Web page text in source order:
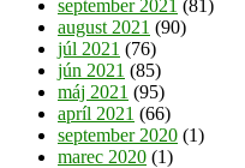
september 2021 (81)
august 2021 (90)
júl 2021 (76)
jún 2021 (85)
máj 2021 (95)
apríl 2021 (66)
september 2020 (1)
marec 2020 (1)